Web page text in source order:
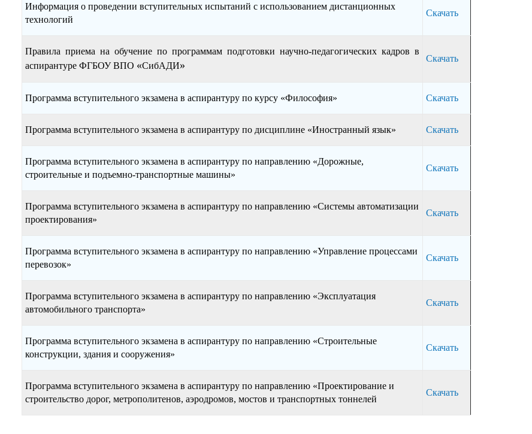
Информация о проведении вступительных испытаний с использованием дистанционных
технологий
Скачать
Правила приема на обучение по программам подготовки научно-педагогических кадров в
аспирантуре ФГБОУ ВПО «СибАДИ»
Скачать
Программа вступительного экзамена в аспирантуру по курсу «Философия» Скачать
Программа вступительного экзамена в аспирантуру по дисциплине «Иностранный язык» Скачать
Программа вступительного экзамена в аспирантуру по направлению «Дорожные,
строительные и подъемно-транспортные машины»
Скачать
Программа вступительного экзамена в аспирантуру по направлению «Системы автоматизации
проектирования»
Скачать
Программа вступительного экзамена в аспирантуру по направлению «Управление процессами
перевозок»
Скачать
Программа вступительного экзамена в аспирантуру по направлению «Эксплуатация
автомобильного транспорта»
Скачать
Программа вступительного экзамена в аспирантуру по направлению «Строительные
конструкции, здания и сооружения»
Скачать
Программа вступительного экзамена в аспирантуру по направлению «Проектирование и
строительство дорог, метрополитенов, аэродромов, мостов и транспортных тоннелей
Скачать